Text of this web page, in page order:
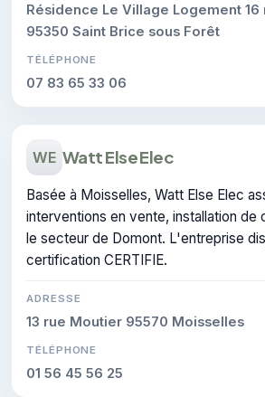
Résidence Le Village Logement 16
95350 Saint Brice sous Forêt
TÉLÉPHONE
07 83 65 33 06
WE Watt Else Elec
Basée à Moisselles, Watt Else Elec
interventions en vente, installation de
le secteur de Domont. L'entreprise
certification CERTIFIE.
ADRESSE
13 rue Moutier 95570 Moisselles
TÉLÉPHONE
01 56 45 56 25